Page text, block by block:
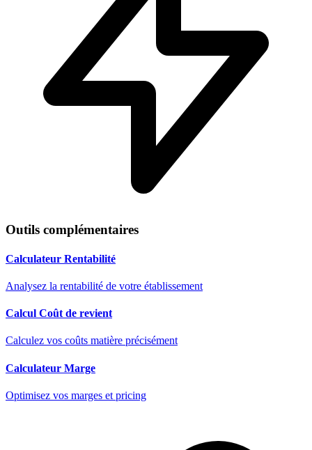
Outils complémentaires
Calculateur Rentabilité
Analysez la rentabilité de votre établissement
Calcul Coût de revient
Calculez vos coûts matière précisément
Calculateur Marge
Optimisez vos marges et pricing